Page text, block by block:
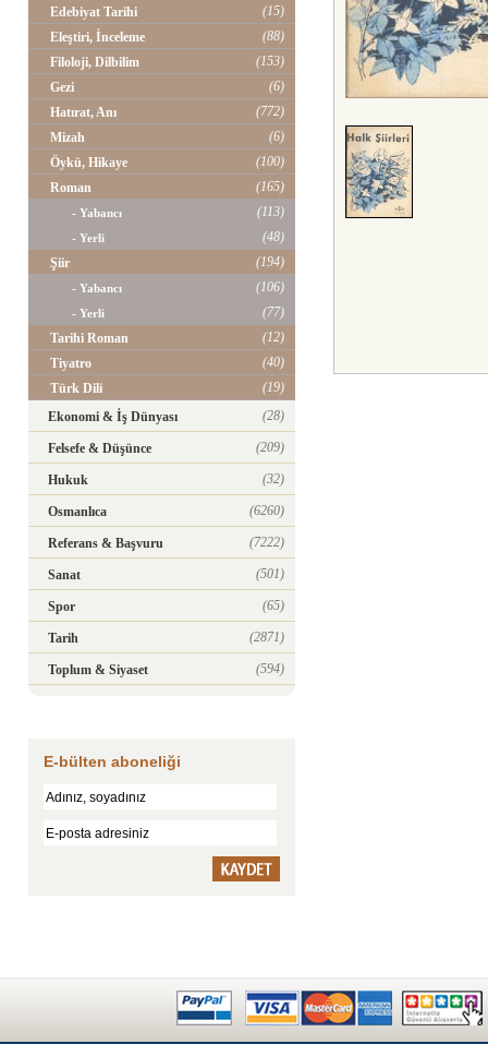
Edebiyat Tarihi
(15)
Eleştiri, İnceleme
(88)
Filoloji, Dilbilim
(153)
Gezi
(6)
Hatırat, Anı
(772)
Mizah
(6)
Öykü, Hikaye
(100)
Roman
(165)
- Yabancı (113)
- Yerli
(48)
Şiir
(194)
- Yabancı (106)
- Yerli
(77)
Tarihi Roman
(12)
Tiyatro
(40)
Türk Dili
(19)
Ekonomi & İş Dünyası
(28)
Felsefe & Düşünce (209)
Hukuk (32)
Osmanlıca (6260)
Referans & Başvuru (7222)
Sanat (501)
Spor (65)
Tarih (2871)
Toplum & Siyaset (594)
E-bülten aboneliği